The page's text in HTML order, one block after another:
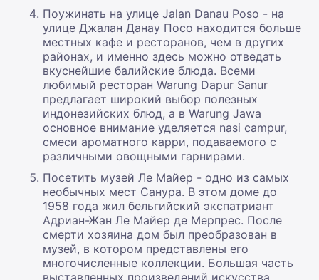
Поужинать на улице Jalan Danau Poso - на
улице Джалан Данау Посо находится больше
местных кафе и ресторанов, чем в других
районах, и именно здесь можно отведать
вкуснейшие балийские блюда. Всеми
любимый ресторан Warung Dapur Sanur
предлагает широкий выбор полезных
индонезийских блюд, а в Warung Jawa
основное внимание уделяется nasi campur,
смеси ароматного карри, подаваемого с
различными овощными гарнирами.
Посетить музей Ле Майер - одно из самых
необычных мест Санура. В этом доме до
1958 года жил бельгийский экспатриант
Адриан-Жан Ле Майер де Мерпрес. После
смерти хозяина дом был преобразован в
музей, в котором представлены его
многочисленные коллекции. Большая часть
выставленных произведений искусства